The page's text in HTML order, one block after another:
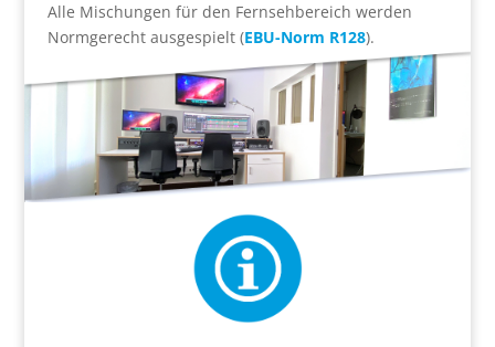
Alle Mischungen für den Fernsehbereich werden
Normgerecht ausgespielt (EBU-Norm R128).